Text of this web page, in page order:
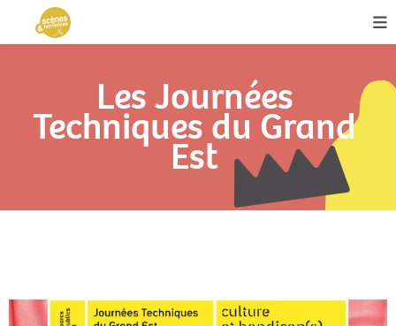
Les Journées
Techniques du Grand
Est